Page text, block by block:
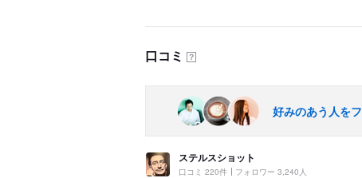
口コミ ？
好みのあう人を
ステルスショット
口コミ 220件 フォロワー 3,240人